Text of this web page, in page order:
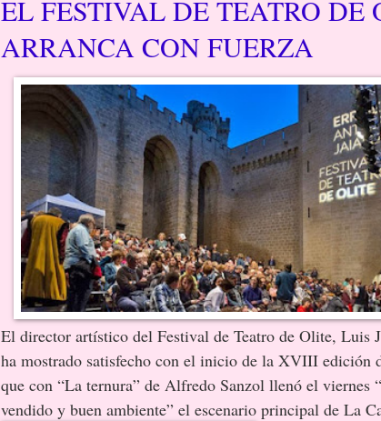
EL FESTIVAL DE TEATRO DE
ARRANCA CON FUERZA
El director artístico del Festival de Teatro de Olite, Luis
ha mostrado satisfecho con el inicio de la XVIII edición
que con “La ternura” de Alfredo Sanzol llenó el viernes
vendido y buen ambiente” el escenario principal de La